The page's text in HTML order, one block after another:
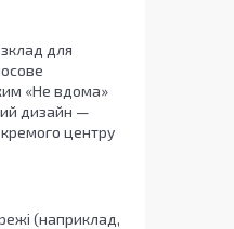
для
«Не вдома»
дизайн —
центру
(наприклад,